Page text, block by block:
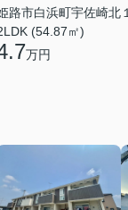
路市白浜町宇佐崎北
(54.87㎡)
万円